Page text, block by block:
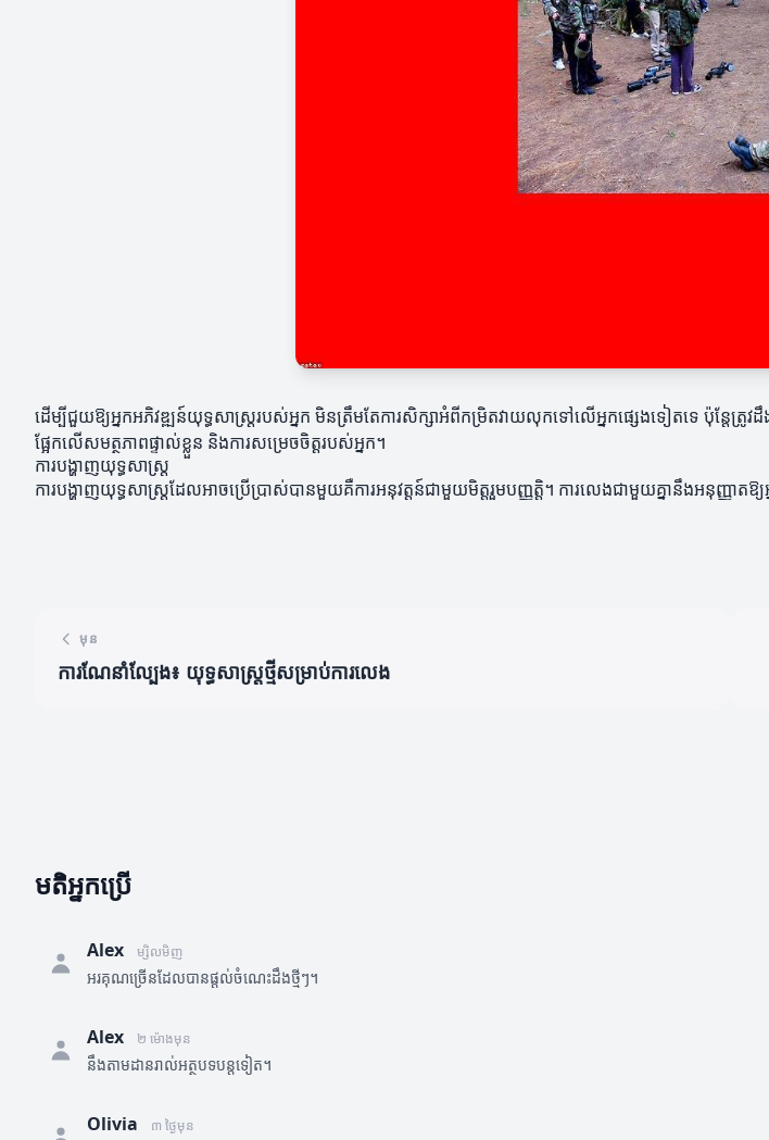
ដើម្បីជួយឱ្យអ្នកអភិវឌ្ឍន៍យុទ្ធសាស្ត្ររបស់អ្នក មិនត្រឹមតែការសិក្សាអំពីកម្រិតវាយលុកទៅលើអ្នកផ្សេងទៀតទេ ប៉ុន្តែត្រូ
ផ្អែកលើសមត្ថភាពផ្ទាល់ខ្លួន និងការសម្រេចចិត្តរបស់អ្នក។
ការបង្ហាញយុទ្ធសាស្ត្រ
ការបង្ហាញយុទ្ធសាស្ត្រដែលអាចប្រើប្រាស់បានមួយគឺការអនុវត្តន៍ជាមួយមិត្តរួមបញ្ញត្តិ។ ការលេងជាមួយគ្នានឹងអនុញ្ញាត
មុន
ការណែនាំល្បែង៖ យុទ្ធសាស្ត្រថ្មីសម្រាប់ការលេង
មតិអ្នកប្រើ
Alex ម្សិលមិញ
អរគុណច្រើនដែលបានផ្តល់ចំណេះដឹងថ្មីៗ។
Alex ២ ម៉ោងមុន
នឹងតាមដានរាល់អត្ថបទបន្តទៀត។
Olivia ៣ ថ្ងៃមុន